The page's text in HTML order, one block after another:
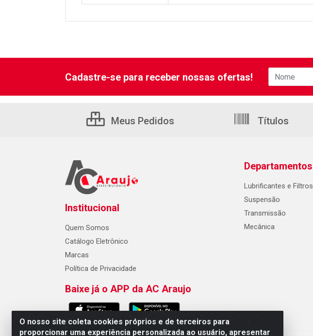
O nosso site coleta cookies próprios e de terceiros para
proporcionar uma experiência personalizada ao usuário, apresentar
Cadastre-se para receber nossas ofertas!
Meus Pedidos Títulos
Institucional
Quem Somos
Catálogo Eletrônico
Marcas
Política de Privacidade
Baixe já o APP da AC Araujo
Departamentos
Lubrificantes e Filtros
Suspensão
Transmissão
Mecânica